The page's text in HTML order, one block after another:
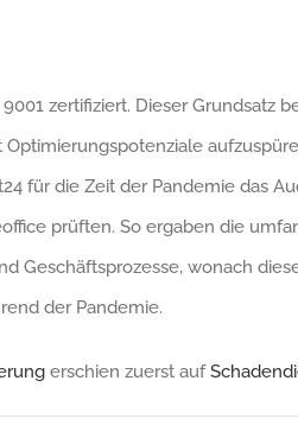
zertifiziert. Dieser Grundsatz
für die Zeit der Pandemie das
prüften. So ergaben die
Geschäftsprozesse, wonach
der Pandemie.
erschien zuerst auf